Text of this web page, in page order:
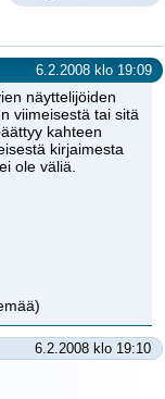
6.2.2008 klo 19:09
näyttelijöiden
viimeisestä tai sitä
kahteen
kirjaimesta
ole väliä.
6.2.2008 klo 19:10